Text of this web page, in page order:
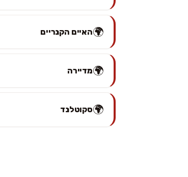
🌍האיים הקנריים
🌍מדיירה
🌍סקוטלנד